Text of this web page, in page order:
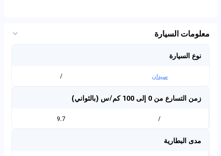
معلومات السيارة
نوع السيارة
سيدان /
زمن التسارع من 0 إلى 100 كم/س (بالثواني)
/
9.7
مدى البطارية